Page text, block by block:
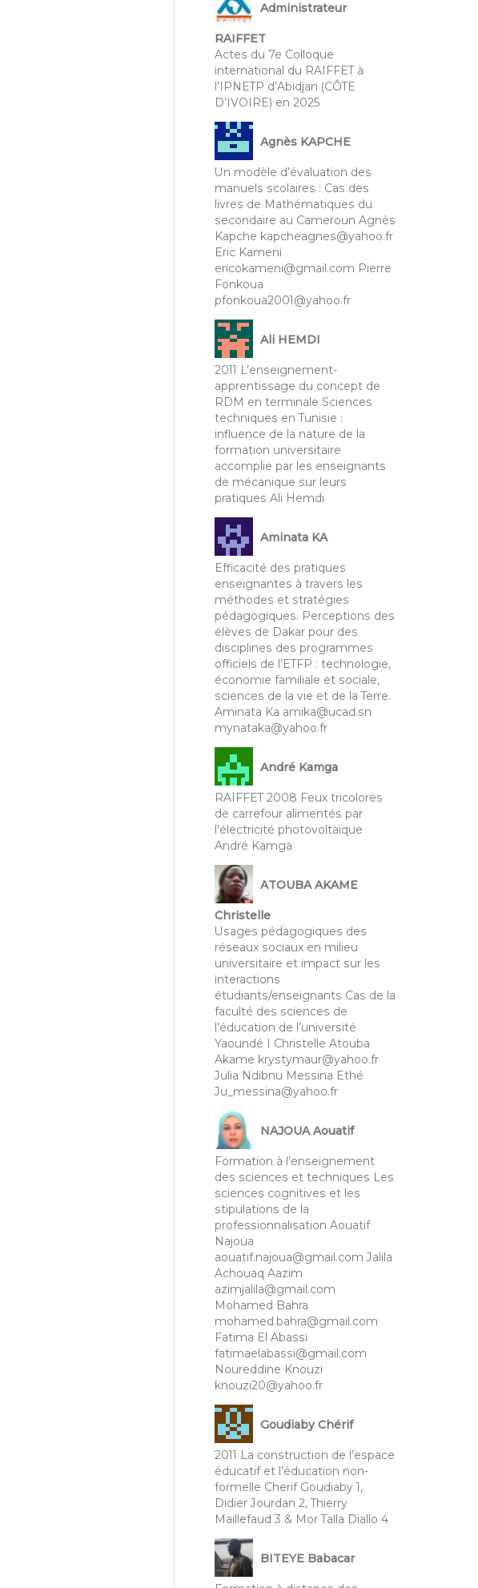
Administrateur
RAIFFET
Actes du 7e Colloque
international du RAIFFET à
l’IPNETP d’Abidjan (CÔTE
D’IVOIRE) en 2025
Agnès KAPCHE
Un modèle d’évaluation des
manuels scolaires : Cas des
livres de Mathématiques du
secondaire au Cameroun Agnès
Kapche kapcheagnes@yahoo.fr
Eric Kameni
ericokameni@gmail.com Pierre
Fonkoua
pfonkoua2001@yahoo.fr
Ali HEMDI
2011 L’enseignement-
apprentissage du concept de
RDM en terminale Sciences
techniques en Tunisie :
influence de la nature de la
formation universitaire
accomplie par les enseignants
de mécanique sur leurs
pratiques Ali Hemdi
Aminata KA
Efficacité des pratiques
enseignantes à travers les
méthodes et stratégies
pédagogiques. Perceptions des
élèves de Dakar pour des
disciplines des programmes
officiels de l’ETFP : technologie,
économie familiale et sociale,
sciences de la vie et de la Terre.
Aminata Ka amika@ucad.sn
mynataka@yahoo.fr
André Kamga
RAIFFET 2008 Feux tricolores
de carrefour alimentés par
l’électricité photovoltaïque
André Kamga
ATOUBA AKAME
Christelle
Usages pédagogiques des
réseaux sociaux en milieu
universitaire et impact sur les
interactions
étudiants/enseignants Cas de la
faculté des sciences de
l’éducation de l’université
Yaoundé I Christelle Atouba
Akame krystymaur@yahoo.fr
Julia Ndibnu Messina Ethé
Ju_messina@yahoo.fr
NAJOUA Aouatif
Formation à l’enseignement
des sciences et techniques Les
sciences cognitives et les
stipulations de la
professionnalisation Aouatif
Najoua
aouatif.najoua@gmail.com Jalila
Achouaq Aazim
azimjalila@gmail.com
Mohamed Bahra
mohamed.bahra@gmail.com
Fatima El Abassi
fatimaelabassi@gmail.com
Noureddine Knouzi
knouzi20@yahoo.fr
Goudiaby Chérif
2011 La construction de l’espace
éducatif et l’éducation non-
formelle Cherif Goudiaby 1,
Didier Jourdan 2, Thierry
Maillefaud 3 & Mor Talla Diallo 4
BITEYE Babacar